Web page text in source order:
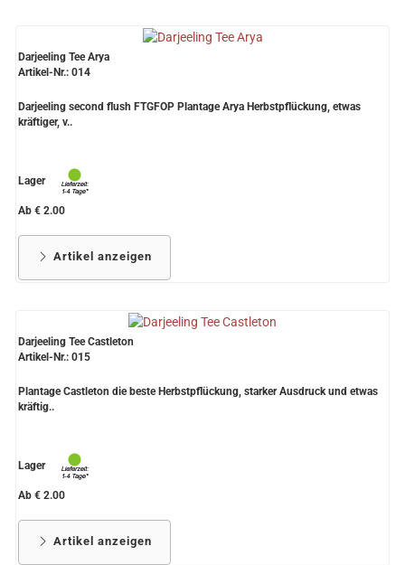
Darjeeling Tee Arya
Artikel-Nr.: 014
Darjeeling second flush FTGFOP Plantage Arya Herbstpflückung, etwas
kräftiger, v..
Lager
Ab € 2.00
Artikel anzeigen
Darjeeling Tee Castleton
Artikel-Nr.: 015
Plantage Castleton die beste Herbstpflückung, starker Ausdruck und etwas
kräftig..
Lager
Ab € 2.00
Artikel anzeigen